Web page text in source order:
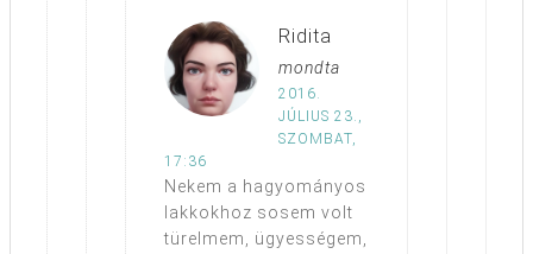
Ridita
mondta
2016.
JÚLIUS 23.,
SZOMBAT,
17:36
Nekem a hagyományos
lakkokhoz sosem volt
türelmem, ügyességem,